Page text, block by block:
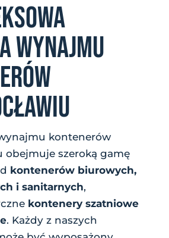
WYNAJMU
kontenerów
obejmuje szeroką gamę
kontenerów biurowych,
i sanitarnych,
kontenery szatniowe
. Każdy z naszych